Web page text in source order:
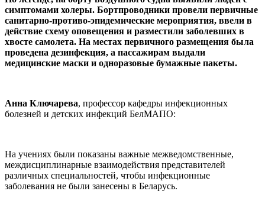
симптомами холеры. Бортпроводники провели первичные
санитарно-противо-эпидемические мероприятия, ввели в
действие схему оповещения и разместили заболевших в
хвосте самолета. На местах первичного размещения была
проведена дезинфекция, а пассажирам выдали
медицинские маски и одноразовые бумажные пакеты.
Анна Ключарева, профессор кафедры инфекционных
болезней и детских инфекций БелМАПО:
На учениях были показаны важные межведомственные,
междисциплинарные взаимодействия представителей
различных специальностей, чтобы инфекционные
заболевания не были занесены в Беларусь.